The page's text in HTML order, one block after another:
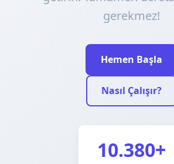
gerekmez!
Hemen Başla
Nasıl Çalışır?
10.380+